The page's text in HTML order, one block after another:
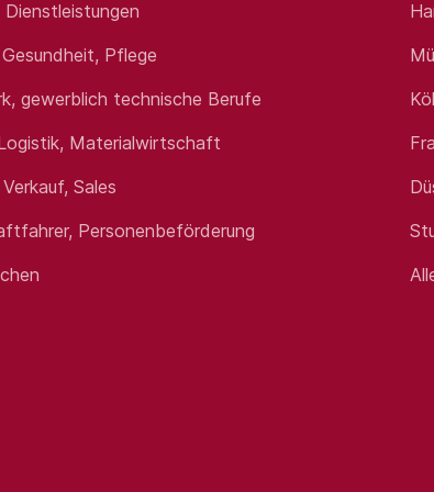
der Stelle entsprechende Vergütung
und Anbindung an die 18 klinischen
Ausstattung
und akademisches Lehrkrankenhaus
und Vorreiter in vielen pflegerischen
Pflege
gewerblich technische Berufe
Materialwirtschaft
Sales
Personenbeförderung